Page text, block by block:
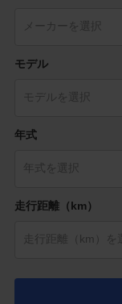
モデル
年式
走行距離（km）